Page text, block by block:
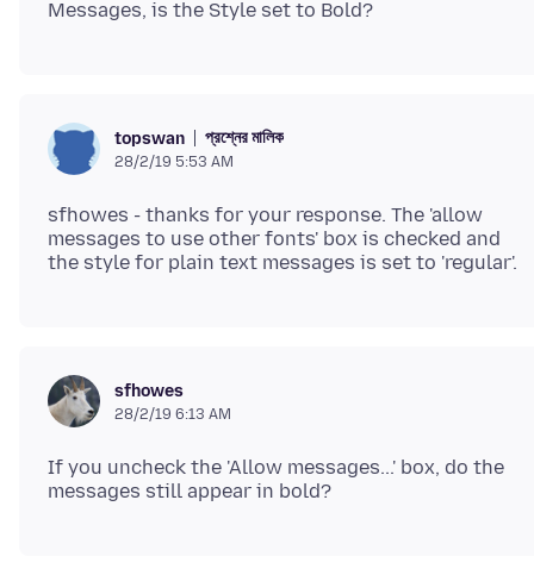
topswan প্রশ্নের মালিক
28/2/19 5:53 AM
sfhowes - thanks for your response. The 'allow
messages to use other fonts' box is checked and
sfhowes
28/2/19 6:13 AM
If you uncheck the 'Allow messages...' box, do the